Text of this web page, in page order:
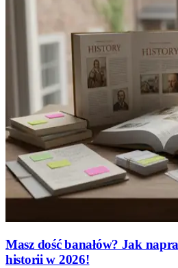
Masz dość banałów? Jak
historii w 2026!